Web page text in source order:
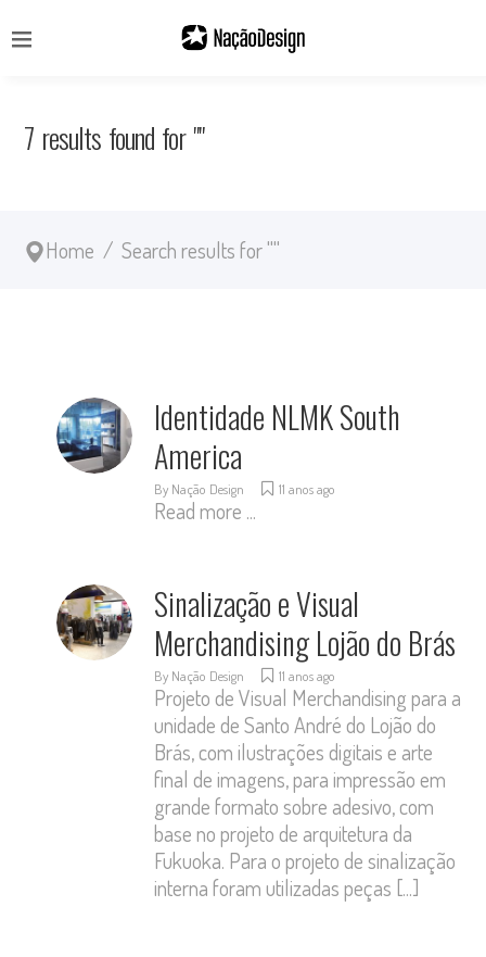
7 results found for ""
Home /Search results for ""
Identidade NLMK South
America
By Nação Design 11 anos ago
Read more ...
Sinalização e Visual
Merchandising Lojão do Brás
By Nação Design 11 anos ago
Projeto de Visual Merchandising para a
unidade de Santo André do Lojão do
Brás, com ilustrações digitais e arte
final de imagens, para impressão em
grande formato sobre adesivo, com
base no projeto de arquitetura da
Fukuoka. Para o projeto de sinalização
interna foram utilizadas peças [...]